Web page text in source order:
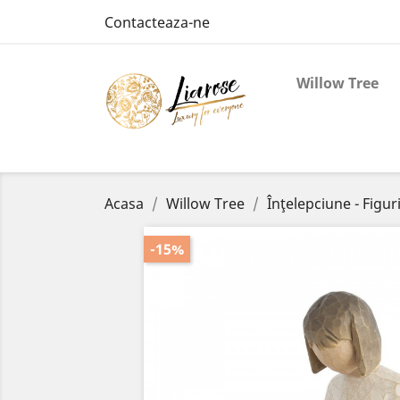
Contacteaza-ne
Willow Tree
Acasa Willow Tree Înţelepciune -
-15%